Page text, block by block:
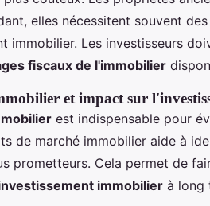
elles nécessitent souvent
immobilier. Les investisseurs
fiscaux de l'immobilier
et impact sur
est indispensable pour
de marché immobilier aide à
prometteurs. Cela permet de
immobilier à long